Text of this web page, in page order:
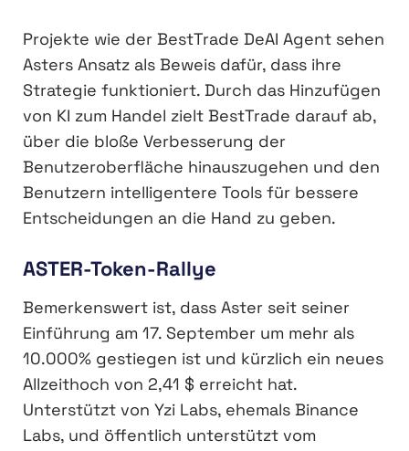
Projekte wie der BestTrade DeAI Agent sehen
Asters Ansatz als Beweis dafür, dass ihre
Strategie funktioniert. Durch das Hinzufügen
von KI zum Handel zielt BestTrade darauf ab,
über die bloße Verbesserung der
Benutzeroberfläche hinauszugehen und den
Benutzern intelligentere Tools für bessere
Entscheidungen an die Hand zu geben.
ASTER-Token-Rallye
Bemerkenswert ist, dass Aster seit seiner
Einführung am 17. September um mehr als
10.000% gestiegen ist und kürzlich ein neues
Allzeithoch von 2,41 $ erreicht hat.
Unterstützt von Yzi Labs, ehemals Binance
Labs, und öffentlich unterstützt vom